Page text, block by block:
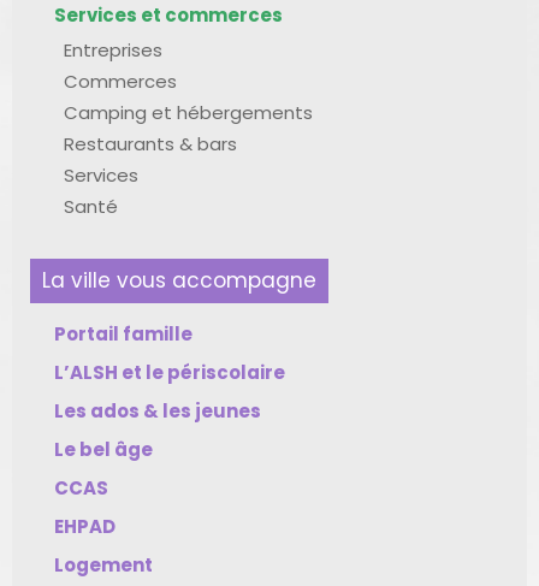
Services et commerces
Entreprises
Commerces
Camping et hébergements
Restaurants & bars
Services
Santé
La ville vous accompagne
Portail famille
L’ALSH et le périscolaire
Les ados & les jeunes
Le bel âge
CCAS
EHPAD
Logement